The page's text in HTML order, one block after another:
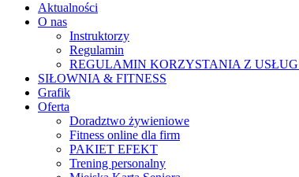
Aktualności
O nas
Instruktorzy
Regulamin
REGULAMIN KORZYSTANIA Z
SIŁOWNIA & FITNESS
Grafik
Oferta
Doradztwo żywieniowe
Fitness online dla firm
PAKIET EFEKT
Trening personalny